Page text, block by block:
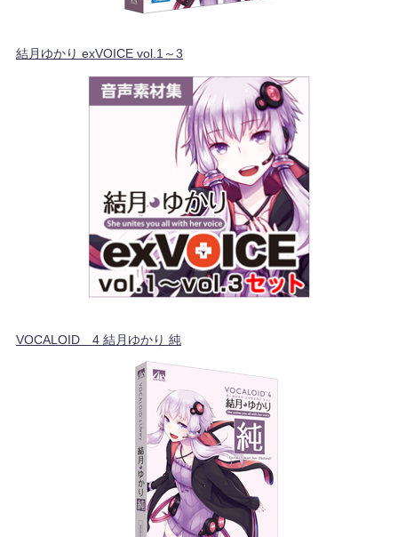
結月ゆかり exVOICE vol.1～3
VOCALOID™4 結月ゆかり 純